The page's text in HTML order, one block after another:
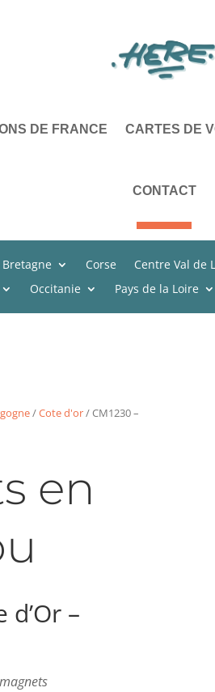
DE FRANCE CARTES DE
CONTACT
Bretagne Corse Centre Val de
Occitanie Pays de la Loire
/Cote d'or/ CM1230 –
en
d’Or –